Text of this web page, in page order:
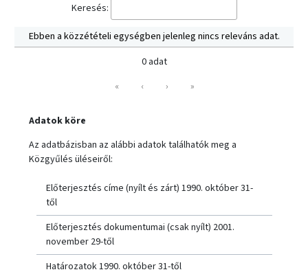
Keresés:
Ebben a közzétételi egységben jelenleg nincs releváns adat.
0 adat
«
‹ › »
Adatok köre
Az adatbázisban az alábbi adatok találhatók meg a
Közgyűlés üléseiről:
Előterjesztés címe (nyílt és zárt) 1990. október 31-
től
Előterjesztés dokumentumai (csak nyílt) 2001.
november 29-től
Határozatok 1990. október 31-től